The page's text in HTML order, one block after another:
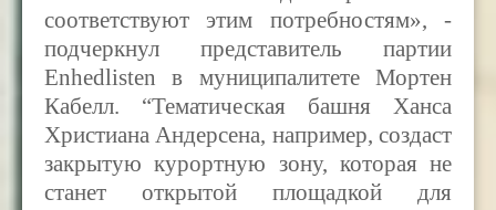
соответствуют этим потребностям», -
подчеркнул представитель партии
Enhedlisten в муниципалитете Мортен
Кабелл. “Тематическая башня Ханса
Христиана Андерсена, например, создаст
закрытую курортную зону, которая не
станет открытой площадкой для